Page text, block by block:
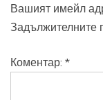
Вашият имейл
Задължителните
Коментар: *